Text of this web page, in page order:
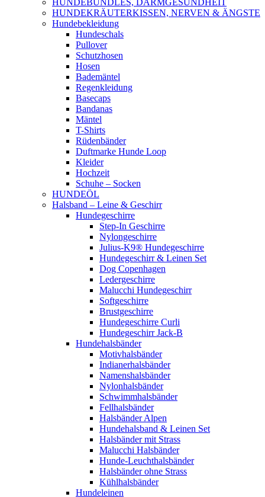
HUNDEBUNDLES, DARMGESUNDHEIT
HUNDEKRÄUTERKISSEN, NERVEN & ÄNGSTE
Hundebekleidung
Hundeschals
Pullover
Schutzhosen
Hosen
Bademäntel
Regenkleidung
Basecaps
Bandanas
Mäntel
T-Shirts
Rüdenbänder
Duftmarke Hunde Loop
Kleider
Hochzeit
Schuhe – Socken
HUNDEÖL
Halsband – Leine & Geschirr
Hundegeschirre
Step-In Geschirre
Nylongeschirre
Julius-K9® Hundegeschirre
Hundegeschirr & Leinen Set
Dog Copenhagen
Ledergeschirre
Malucchi Hundegeschirr
Softgeschirre
Brustgeschirre
Hundegeschirre Curli
Hundegeschirr Jack-B
Hundehalsbänder
Motivhalsbänder
Indianerhalsbänder
Namenshalsbänder
Nylonhalsbänder
Schwimmhalsbänder
Fellhalsbänder
Halsbänder Alpen
Hundehalsband & Leinen Set
Halsbänder mit Strass
Malucchi Halsbänder
Hunde-Leuchthalsbänder
Halsbänder ohne Strass
Kühlhalsbänder
Hundeleinen